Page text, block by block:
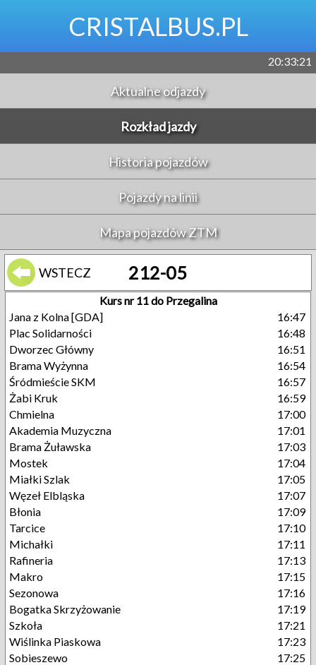
CRISTALBUS.PL
20:33:21
Aktualne odjazdy
Rozkład jazdy
Historia pojazdów
Pojazdy na linii
Mapa pojazdów ZTM
WSTECZ 212-05
Kurs nr 11 do Przegalina
Jana z Kolna [GDA]
16:47
Plac Solidarności
16:48
Dworzec Główny
16:51
Brama Wyżynna
16:54
Śródmieście SKM
16:57
Żabi Kruk
16:59
Chmielna
17:00
Akademia Muzyczna
17:01
Brama Żuławska
17:03
Mostek
17:04
Miałki Szlak
17:05
Węzeł Elbląska
17:07
Błonia
17:09
Tarcice
17:10
Michałki
17:11
Rafineria
17:13
Makro
17:15
Sezonowa
17:16
Bogatka Skrzyżowanie
17:19
Szkoła
17:21
Wiślinka Piaskowa
17:23
Sobieszewo
17:25